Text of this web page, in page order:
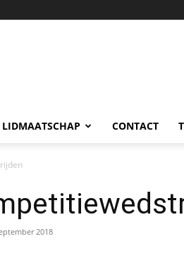
LIDMAATSCHAP CONTACT
2018